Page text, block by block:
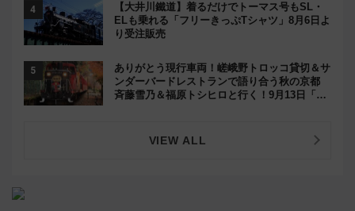
【大井川鐵道】着るだけでトーマス号もSL・
ELも乗れる「フリーきっぷTシャツ」8月6日よ
り受注販売
ありがとう現行車両！嵯峨野トロッコ貸切＆サ
ンダーバードレストランで語り合う秋の京都
斉藤雪乃＆福原トシヒロと行く！9月13日「京
VIEW ALL